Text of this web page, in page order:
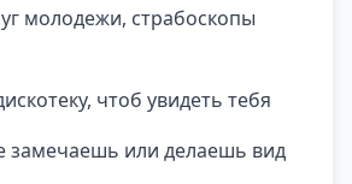
молодежи, страбоскопы
чтоб увидеть тебя
замечаешь или делаешь вид